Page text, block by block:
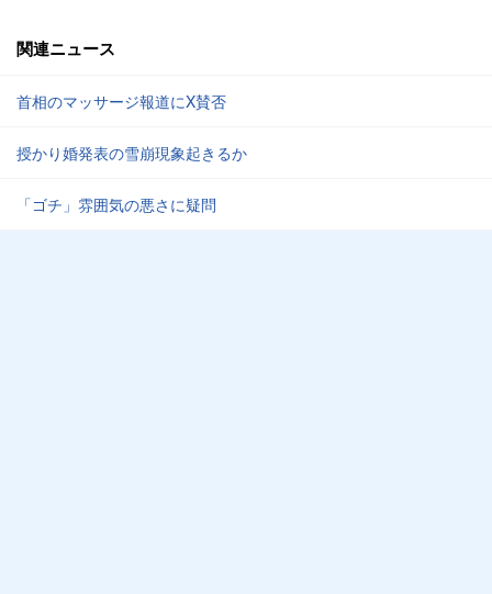
関連ニュース
首相のマッサージ報道にX賛否
授かり婚発表の雪崩現象起きるか
「ゴチ」雰囲気の悪さに疑問